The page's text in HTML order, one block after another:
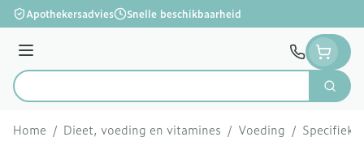
Ga naar de inhoud
Apothekersadvies Snelle beschikbaarheid
Menu
Product, merk, categorie...
Zoek
Home / Dieet, voeding en vitamines / Voeding /